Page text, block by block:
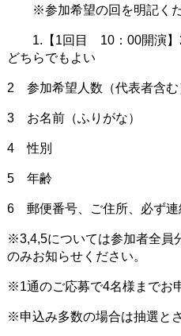
※参加希望の回を明記くだ
1.【1回目 10：00開演】
どちらでもよい
2 参加希望人数（代表者含む
3 お名前（ふりがな）
4 性別
5 年齢
6 郵便番号、ご住所、必ず連
※3,4,5については参加者全員
のみお知らせください。
※1通のご応募で4名様までお
※申込み多数の場合は抽選と